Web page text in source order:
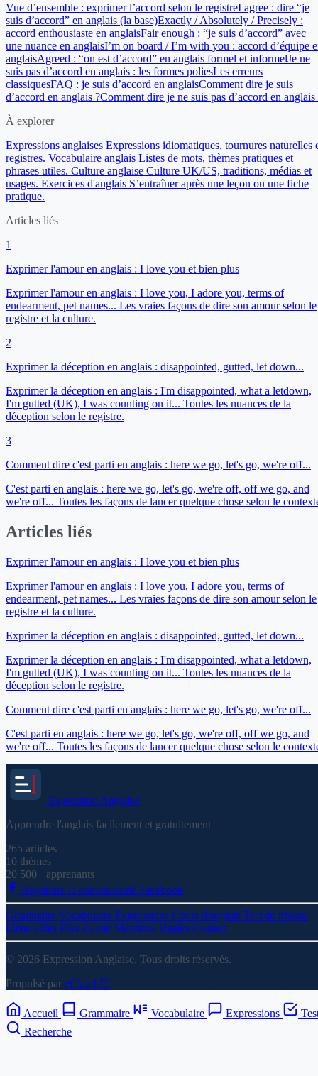
Vue d’ensemble : exprimer l’accord selon le registreI agree : dire “je
suis d’accord” en anglais (la base)Exactly / Absolutely / Precisely :
accord enthousiaste en anglaisFair enough : “je suis d’accord” avec
une nuance en anglaisI’m on board / I’m with you : accord d’équipe
anglaisAgreed : “on est d’accord” en anglais formel et informelJe ne
suis pas d’accord en anglais : les formes poliesLes erreurs
classiquesFAQ : je suis d’accord en anglaisComment dire je suis
d’accord en anglais ?Comment dire je ne suis pas d’accord en anglais
À explorer
Expressions anglaises Expressions idiomatiques, tournures naturelles
registres. Vocabulaire anglais Listes de mots, thèmes pratiques et
phrases utiles. Culture anglaise Culture UK/US, traditions, médias et
usages. Exercices d'anglais S’entraîner après une leçon ou une fiche
pratique.
Articles liés
1
Exprimer l'amour en anglais : I love you et bien plus
Exprimer l'amour en anglais : I love you, I adore you, terms of
endearment, pet names... Les vraies façons de dire son amour selon le
registre et la culture.
2
Exprimer la déception en anglais : disappointed, gutted, let down...
Exprimer la déception en anglais : I'm disappointed, what a letdown,
I'm gutted (UK), I was counting on it... Toutes les nuances de la
déception selon le registre.
3
Comment dire c'est parti en anglais : here we go, let's go, we're off...
C'est parti en anglais : here we go, let's go, we're off, off we go, and
we're off... Toutes les façons de lancer quelque chose selon le
Articles liés
Exprimer l'amour en anglais : I love you et bien plus
Exprimer l'amour en anglais : I love you, I adore you, terms of
endearment, pet names... Les vraies façons de dire son amour selon le
registre et la culture.
Exprimer la déception en anglais : disappointed, gutted, let down...
Exprimer la déception en anglais : I'm disappointed, what a letdown,
I'm gutted (UK), I was counting on it... Toutes les nuances de la
déception selon le registre.
Comment dire c'est parti en anglais : here we go, let's go, we're off...
C'est parti en anglais : here we go, let's go, we're off, off we go, and
we're off... Toutes les façons de lancer quelque chose selon le
Expression Anglaise
Apprendre l'anglais facilement et gratuitement
265 articles
10 thèmes
20 500+ apprenants
Rejoindre la communauté Facebook
Grammaire Vocabulaire Expressions Cours d'anglais Test de niveau
Liens utiles Plan du site Mentions légales Contact
© 2026 Expression Anglaise. Tous droits réservés.
Propulsé par eClaud IT
Accueil Grammaire Vocabulaire Expressions
Recherche